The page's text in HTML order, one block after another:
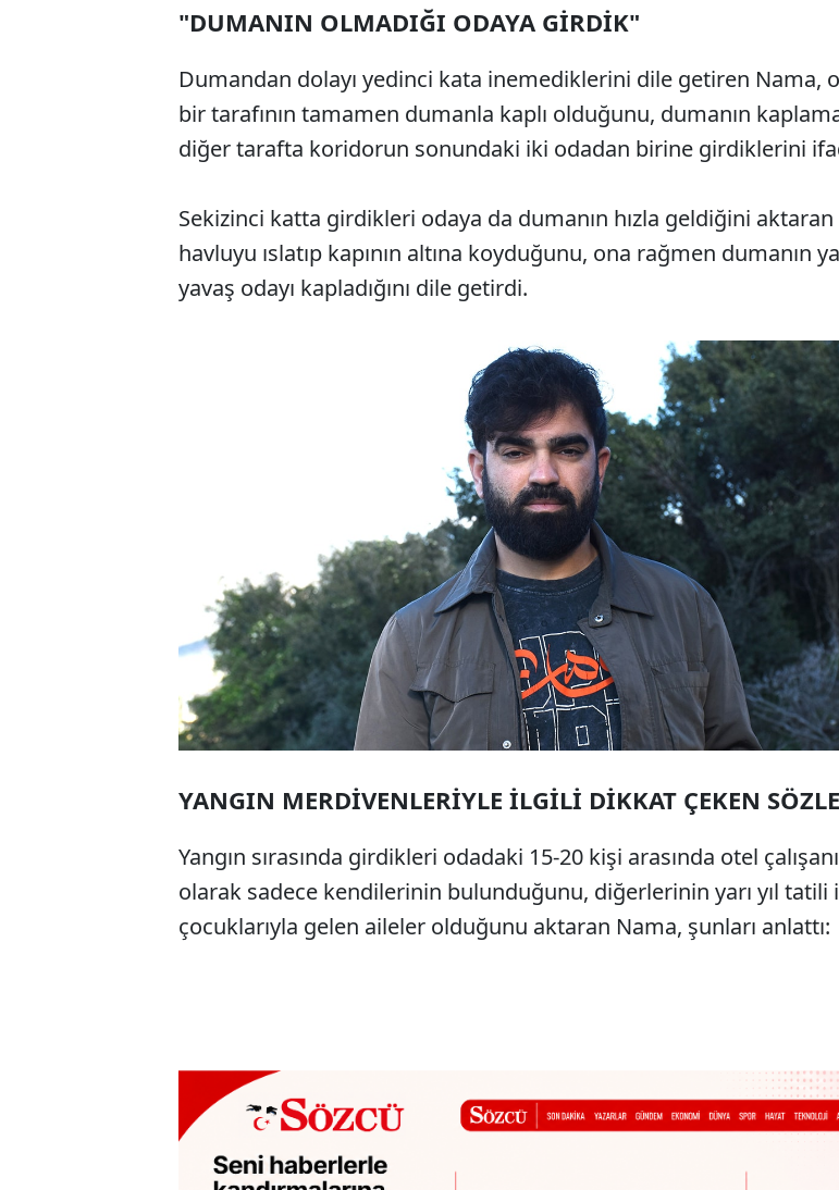
"DUMANIN OLMADIĞI ODAYA GİRDİK"
Dumandan dolayı yedinci kata inemediklerini dile getiren Nama,
bir tarafının tamamen dumanla kaplı olduğunu, dumanın
diğer tarafta koridorun sonundaki iki odadan birine girdiklerini
Sekizinci katta girdikleri odaya da dumanın hızla geldiğini
havluyu ıslatıp kapının altına koyduğunu, ona rağmen dumanın
yavaş odayı kapladığını dile getirdi.
YANGIN MERDİVENLERİYLE İLGİLİ DİKKAT ÇEKEN
Yangın sırasında girdikleri odadaki 15-20 kişi arasında otel çalışanı
olarak sadece kendilerinin bulunduğunu, diğerlerinin yarı yıl tatili
çocuklarıyla gelen aileler olduğunu aktaran Nama, şunları anlattı: